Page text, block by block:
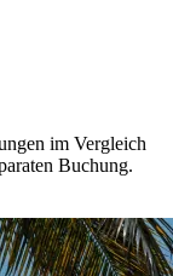
im Vergleich
Buchung.